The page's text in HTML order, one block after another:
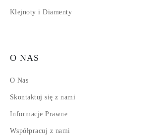
Klejnoty i Diamenty
O NAS
O Nas
Skontaktuj się z nami
Informacje Prawne
Współpracuj z nami